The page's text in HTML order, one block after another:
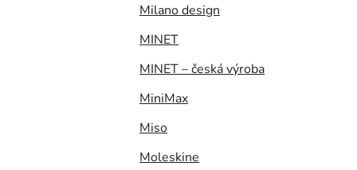
Milano design
MINET
MINET – česká výroba
MiniMax
Miso
Moleskine